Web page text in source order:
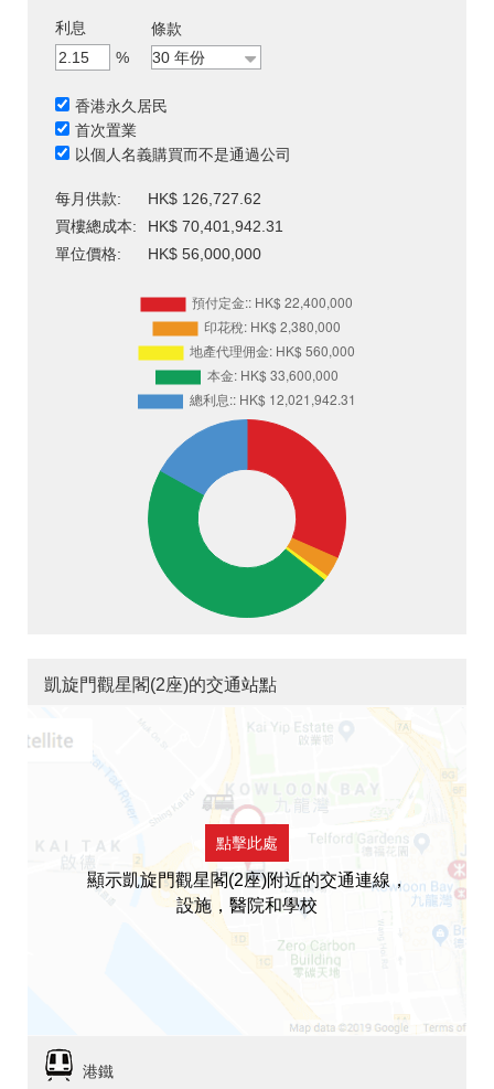
利息
%
條款
香港永久居民
首次置業
以個人名義購買而不是通過公司
每月供款:
HK$ 126,727.62
買樓總成本:
HK$ 70,401,942.31
單位價格:
HK$ 56,000,000
凱旋門觀星閣(2座)的交通站點
點擊此處
顯示凱旋門觀星閣(2座)附近的交通連線，
設施，醫院和學校
港鐵